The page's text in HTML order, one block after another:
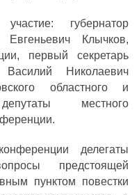
губернатор
Клычков,
первый секретарь
Николаевич
областного и
местного
делегаты
предстоящей
пунктом повестки